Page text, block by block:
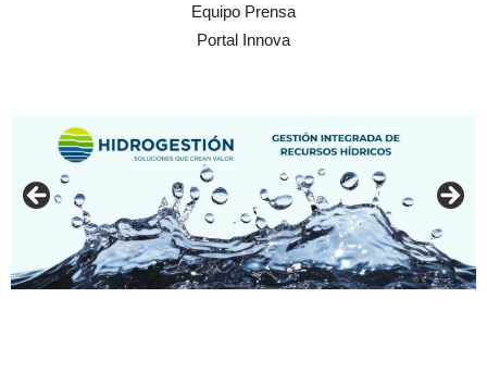
Equipo Prensa
Portal Innova